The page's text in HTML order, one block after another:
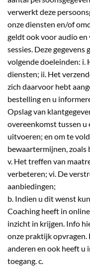
verwerkt deze
onze diensten en/of
geldt ook voor audio
sessies. Deze
volgende doeleinden: i.
diensten; ii. Het
zich daarvoor hebt
bestelling en u
Opslag van
overeenkomst tussen u
uitvoeren; en om te
bewaartermijnen,
v. Het treffen van
verbeteren; vi. De
aanbiedingen;
b. Indien u dit wenst
Coaching heeft in
inzicht in krijgen. Info
onze praktijk opvragen.
anderen en ook heeft u
toegang. c.